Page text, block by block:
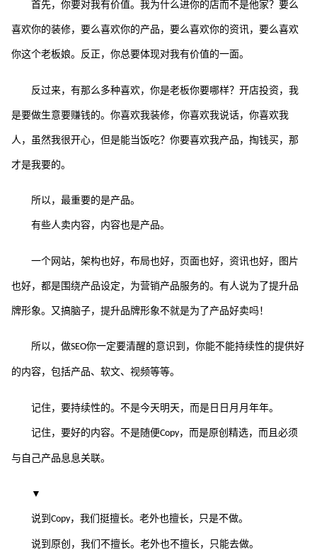
首先，你要对我有价值。我为什么进你的店而不是他家？要么
喜欢你的装修，要么喜欢你的产品，要么喜欢你的资讯，要么喜欢
你这个老板娘。反正，你总要体现对我有价值的一面。
反过来，有那么多种喜欢，你是老板你要哪样？开店投资，我
是要做生意要赚钱的。你喜欢我装修，你喜欢我说话，你喜欢我
人，虽然我很开心，但是能当饭吃？你要喜欢我产品，掏钱买，那
才是我要的。
所以，最重要的是产品。
有些人卖内容，内容也是产品。
一个网站，架构也好，布局也好，页面也好，资讯也好，图片
也好，都是围绕产品设定，为营销产品服务的。有人说为了提升品
牌形象。又搞脑子，提升品牌形象不就是为了产品好卖吗！
所以，做SEO你一定要清醒的意识到，你能不能持续性的提供好
的内容，包括产品、软文、视频等等。
记住，要持续性的。不是今天明天，而是日日月月年年。
记住，要好的内容。不是随便Copy，而是原创精选，而且必须
与自己产品息息关联。
▼
说到 Copy，我们挺擅长。老外也擅长，只是不做。
说到原创，我们不擅长。老外也不擅长，只能去做。